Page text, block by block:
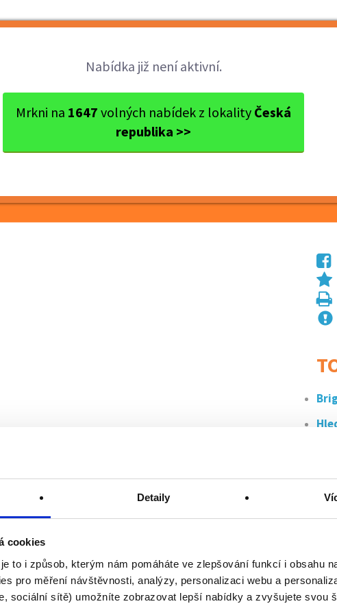
Detaily
cookies
to i způsob, kterým nám pomáháte ve zlepšování funkcí i obsahu
pro měření návštěvnosti, analýzy, personalizaci webu a
sociální sítě) umožníte zobrazovat lepší nabídky a zvyšujete svou
Nabídka již není aktivní.
Mrkni na 1647 volných nabídek z lokality Česká
republika >>
na Holeš...
na Holešovicích!